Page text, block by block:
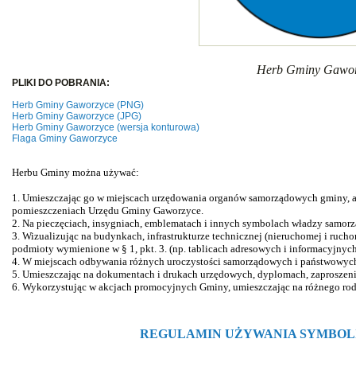
Herb Gminy
PLIKI DO POBRANIA:
Herb Gminy Gaworzyce (PNG)
Herb Gminy Gaworzyce (JPG)
Herb Gminy Gaworzyce (wersja konturowa)
Flaga Gminy Gaworzyce
Herbu Gminy można używać:
1. Umieszczając go w miejscach urzędowania organów samorządowych
pomieszczeniach Urzędu Gminy Gaworzyce.
2. Na pieczęciach, insygniach, emblematach i innych symbolach władzy
3. Wizualizując na budynkach, infrastrukturze technicznej (nieruchomej i
podmioty wymienione w § 1, pkt. 3. (np. tablicach adresowych i
4. W miejscach odbywania różnych uroczystości samorządowych i
5. Umieszczając na dokumentach i drukach urzędowych, dyplomach,
6. Wykorzystując w akcjach promocyjnych Gminy, umieszczając na różnego
REGULAMIN UŻYWANIA